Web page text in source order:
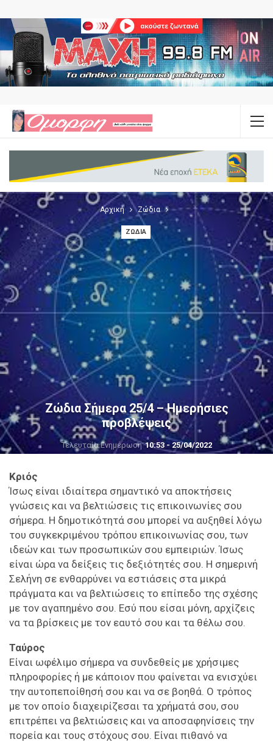
Αρχική Ζώδια
ΖΏΔΙΑ
Ζώδια Σήμερα 25/4 – Ημερήσιες
προβλέψεις
Τελευταία Ενημέρωση10:53 - 25/04/2022
Κριός
Ίσως είναι ιδιαίτερα σημαντικό να αποκτήσεις
γνώσεις και να βελτιώσεις τις επικοινωνίες σου
σήμερα. Η δημοτικότητά σου μπορεί να αυξηθεί λόγω
του συγκεκριμένου τρόπου επικοινωνίας σου, των
ιδεών και των προσωπικών σου εμπειριών. Ίσως
είναι ώρα να δείξεις τις δεξιότητές σου. Η σημερινή
Σελήνη σε ενθαρρύνει να εστιάσεις στα μικρά
πράγματα και να βελτιώσεις το επίπεδο της σχέσης
με τον αγαπημένο σου. Εσύ που είσαι μόνη, αρχίζεις
να τα βρίσκεις με τον εαυτό σου και τα θέλω σου.
Ταύρος
Είναι ωφέλιμο σήμερα να συνδεθείς με χρήσιμες
πληροφορίες ή με κάποιον που φαίνεται να ενισχύει
την αυτοπεποίθησή σου και να σε βοηθά. Ο τρόπος
με τον οποίο διαχειρίζεσαι τα χρήματά σου, σου
επιτρέπει να βελτιώσεις και να αποσαφηνίσεις την
πορεία και τους στόχους σου. Είναι πιθανό να